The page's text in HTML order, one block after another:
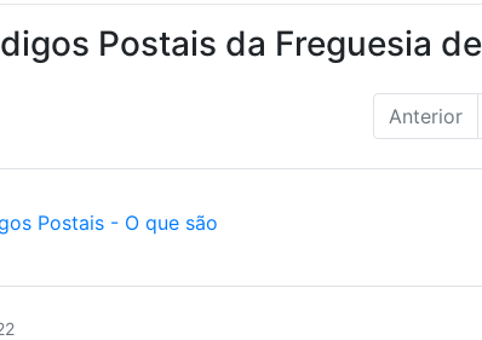
Postais da Freguesia
Anterior
Postais - O que são